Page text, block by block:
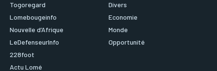
Togoregard
Lomebougeinfo
Nouvelle d’Afrique
LeDefenseurInfo
228foot
Actu Lomé
Divers
Economie
Monde
Opportunité